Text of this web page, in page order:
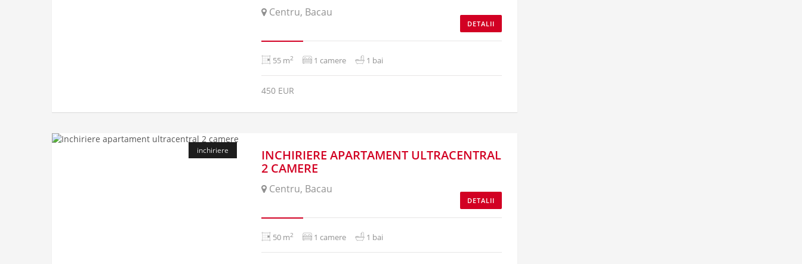
Centru, Bacau
DETALII
55 m2 1 camere 1 bai
450 EUR
inchiriere
INCHIRIERE APARTAMENT ULTRACENTRAL
2 CAMERE
Centru, Bacau
DETALII
50 m2 1 camere 1 bai